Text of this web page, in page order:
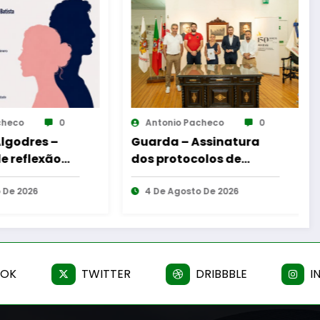
Pacheco
– Assinatura
de
entre
Egitanienses
De 2026
Antonio Pacheco
Reinauguração da
Cabine de Leitura em
Gouveia
6 De Agosto De 2026
TWITTER DRIBBBLE